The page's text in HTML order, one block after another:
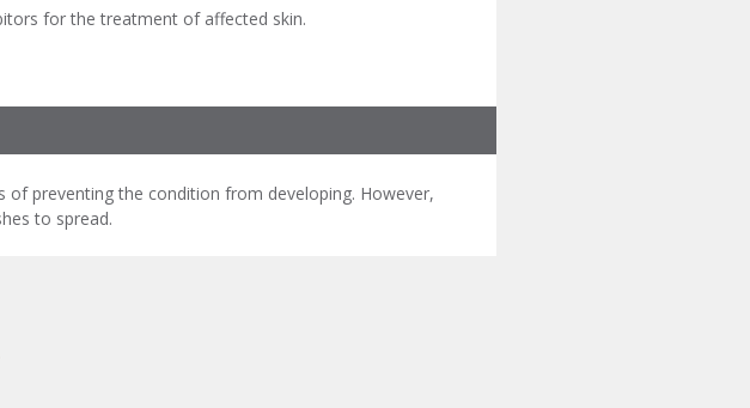
for the treatment of affected skin.
preventing the condition from developing. However,
to spread.